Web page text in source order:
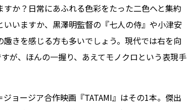
か？日常にあふれる色彩をたった二色へと集約
いますか、黒澤明監督の『七人の侍』や小津安
きを感じる方も多いでしょう。現代では右を向
が、ほんの一握り、あえてモノクロという表現手
ョージア合作映画『TATAMI』はその1本。傑出